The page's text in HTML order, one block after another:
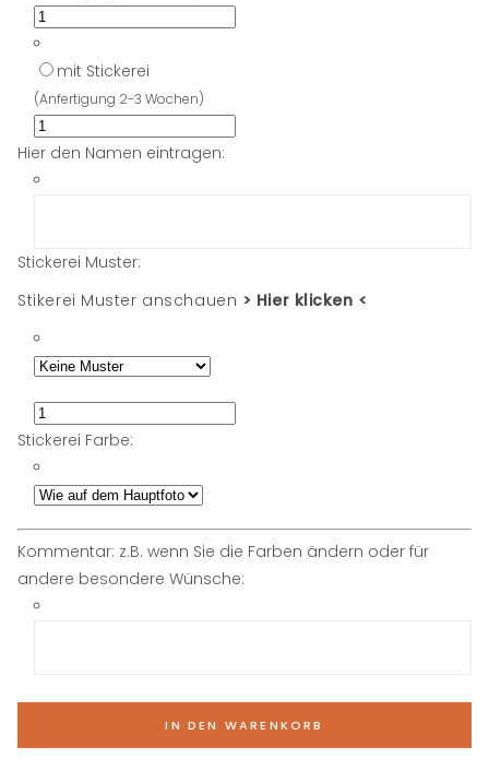
mit Stickerei
(Anfertigung 2-3 Wochen)
Hier den Namen eintragen:
Stickerei Muster:
Stikerei Muster anschauen > Hier klicken <
Stickerei Farbe:
Kommentar: z.B. wenn Sie die Farben ändern oder für
andere besondere Wünsche:
IN DEN WARENKORB